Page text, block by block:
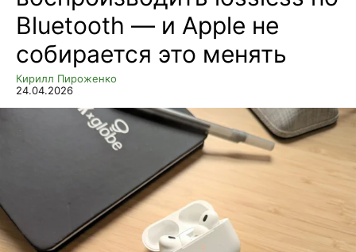
Bluetooth — и Apple не
собирается это менять
Кирилл Пироженко
24.04.2026